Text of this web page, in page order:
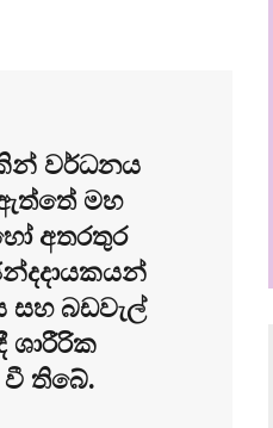
වර්ධනය
මහ
අතරතුර
සහ බඩවැල්
ශාරීරික
වී තිබේ.